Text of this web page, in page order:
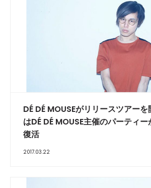
DÉ DÉ MOUSEがリリースツアー
はDÉ DÉ MOUSE主催のパーティ
復活
2017.03.22